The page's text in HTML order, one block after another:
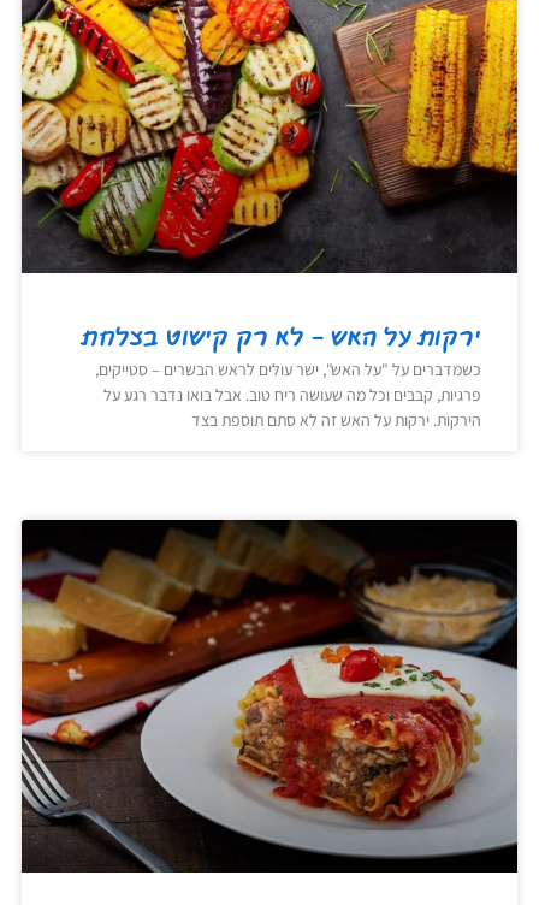
ירקות על האש – לא רק קישוט בצלחת
כשמדברים על "על האש", ישר עולים לראש הבשרים – סטייקים,
פרגיות, קבבים וכל מה שעושה ריח טוב. אבל בואו נדבר רגע על
הירקות. ירקות על האש זה לא סתם תוספת בצד